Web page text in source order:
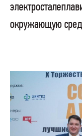
окружающую